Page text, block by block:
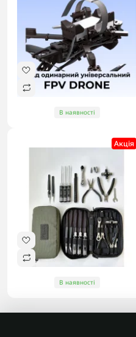
В наявності
Акцiя
В наявності